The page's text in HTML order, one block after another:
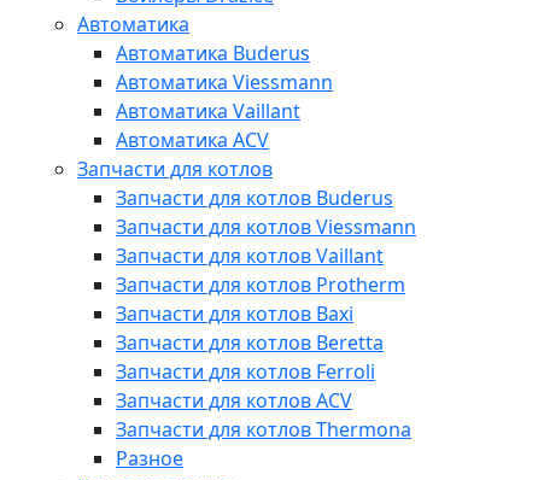
Автоматика
Автоматика Buderus
Автоматика Viessmann
Автоматика Vaillant
Автоматика ACV
Запчасти для котлов
Запчасти для котлов Buderus
Запчасти для котлов Viessmann
Запчасти для котлов Vaillant
Запчасти для котлов Protherm
Запчасти для котлов Baxi
Запчасти для котлов Beretta
Запчасти для котлов Ferroli
Запчасти для котлов ACV
Запчасти для котлов Thermona
Разное